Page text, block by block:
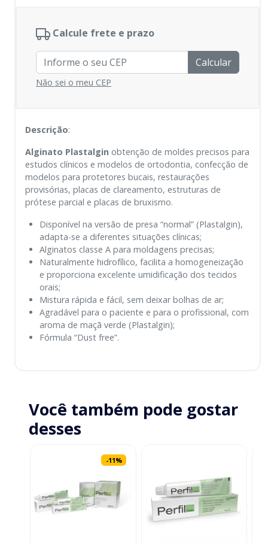
Calcule frete e prazo
Calcular
Não sei o meu CEP
Descrição:
Alginato Plastalgin obtenção de moldes precisos para
estudos clínicos e modelos de ortodontia, confecção de
modelos para protetores bucais, restaurações
provisórias, placas de clareamento, estruturas de
prótese parcial e placas de bruxismo.
Disponível na versão de presa “normal” (Plastalgin),
adapta-se a diferentes situações clínicas;
Alginatos classe A para moldagens precisas;
Naturalmente hidrofílico, facilita a homogeneização
e proporciona excelente umidificação dos tecidos
orais;
Mistura rápida e fácil, sem deixar bolhas de ar;
Agradável para o paciente e para o profissional, com
aroma de maçã verde (Plastalgin);
Fórmula “Dust free”.
Você também pode gostar
desses
-11%